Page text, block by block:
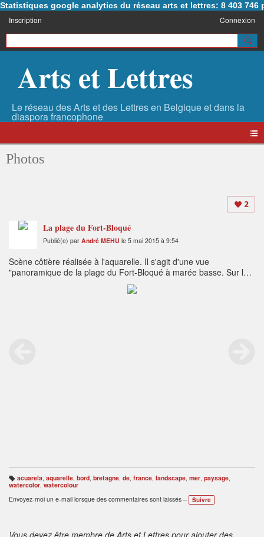
Statistiques google analytics du réseau arts et lettres: 8 403 746
Inscription Connexion
Arts et Lettres
Photos
2
La plage du Fort-Bloqué
Publié(e) par André MEHU le 5 mai 2015 à 9:54
Scène côtière réalisée à l'aquarelle. Il s'agit d'une vue
"panoramique de la plage du Fort-Bloqué à marée basse. Sur la
plage des vacanciers prennent le soleil, tandis que d'autres dont
les silhouettes se réfléchissent sur l'estran profitent de la
B
ali
s
e
acuarela, aquarelle, bord, bretagne, de, france, landscape, mer, paysage,
watercolor watercolour
Envoyez-moi un e-mail lorsque des commentaires sont laissés –
Suivre
Vous devez être membre de Arts et Lettres pour ajouter des